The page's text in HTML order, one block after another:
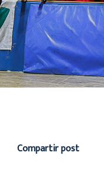
Compartir post